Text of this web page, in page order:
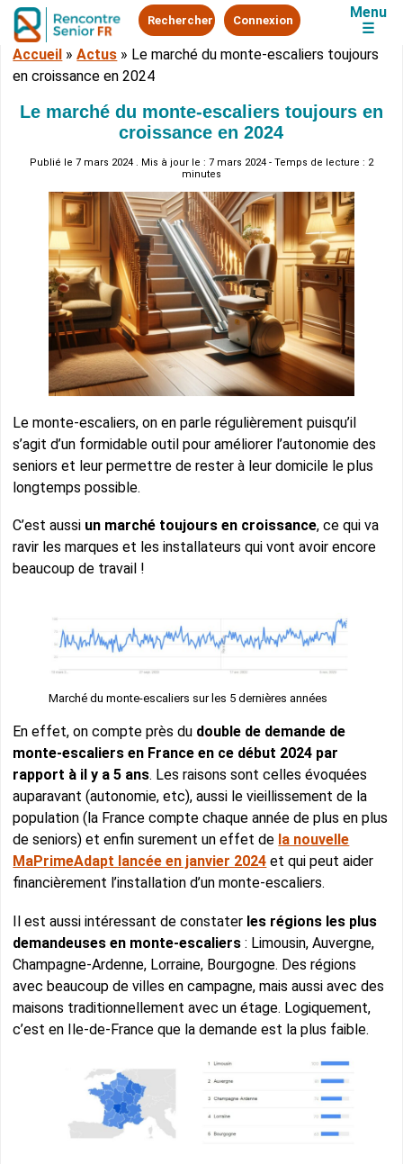
Rechercher Connexion
Menu
☰
Accueil »Actus » Le marché du monte-escaliers toujours
en croissance en 2024
Le marché du monte-escaliers toujours en
croissance en 2024
Publié le 7 mars 2024 . Mis à jour le : 7 mars 2024 - Temps de lecture : 2
minutes
Le monte-escaliers, on en parle régulièrement puisqu’il
s’agit d’un formidable outil pour améliorer l’autonomie des
seniors et leur permettre de rester à leur domicile le plus
longtemps possible.
C’est aussi un marché toujours en croissance, ce qui va
ravir les marques et les installateurs qui vont avoir encore
beaucoup de travail !
Marché du monte-escaliers sur les 5 dernières années
En effet, on compte près du double de demande de
monte-escaliers en France en ce début 2024 par
rapport à il y a 5 ans. Les raisons sont celles évoquées
auparavant (autonomie, etc), aussi le vieillissement de la
population (la France compte chaque année de plus en plus
de seniors) et enfin surement un effet de la nouvelle
MaPrimeAdapt lancée en janvier 2024 et qui peut aider
financièrement l’installation d’un monte-escaliers.
Il est aussi intéressant de constater les régions les plus
demandeuses en monte-escaliers : Limousin, Auvergne,
Champagne-Ardenne, Lorraine, Bourgogne. Des régions
avec beaucoup de villes en campagne, mais aussi avec des
maisons traditionnellement avec un étage. Logiquement,
c’est en Ile-de-France que la demande est la plus faible.